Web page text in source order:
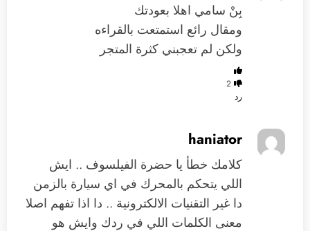
بِنْ سامي اهلا بعودتك
ومقال رائع استمتعت بالقراءه
ولكن لم تعجبني كثرة المتجر
2
رد
haniator
كلامك خطأ يا حضرة الفيلسوف .. ايش
اللي يتحكم بالمحرك في اي سيارة بالزمن
دا غير التقنيات الالكترونية .. دا اذا تفهم اصلا
معنى الكلمات اللي في ردك وايش هو